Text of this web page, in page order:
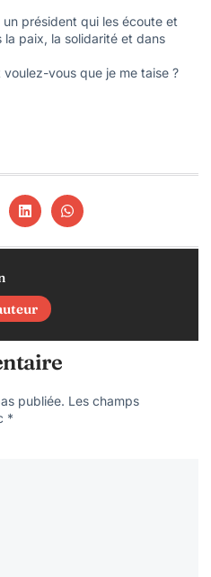
un président qui les écoute et
paix, la solidarité et dans
vous que je me taise ?
publiée. Les champs
*